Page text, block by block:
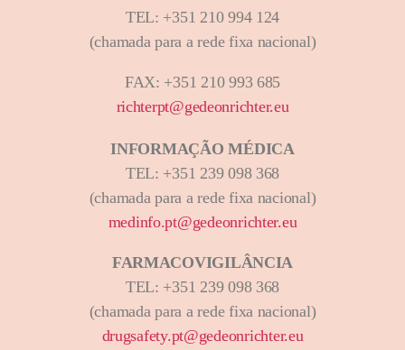
TEL: +351 210 994 124
(chamada para a rede fixa nacional)
FAX: +351 210 993 685
richterpt@gedeonrichter.eu
INFORMAÇÃO MÉDICA
TEL: +351 239 098 368
(chamada para a rede fixa nacional)
medinfo.pt@gedeonrichter.eu
FARMACOVIGILÂNCIA
TEL: +351 239 098 368
(chamada para a rede fixa nacional)
drugsafety.pt@gedeonrichter.eu